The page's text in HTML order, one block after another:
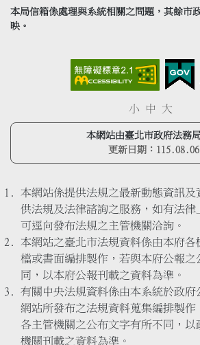
本局信箱係處理與系統相關之問題，其餘市
映。
小 中 大
本網站由臺北市政府法務
更新日期： 115.08.06
本網站係提供法規之最新動態資訊及
供法規及法律諮詢之服務，如有法律
可逕向發布法規之主管機關洽詢。
本網站之臺北市法規資料係由本府各
檔或書面編排製作，若與本府公報之
同，以本府公報刊載之資料為準。
有關中央法規資料係由本系統於政府
網站所發布之法規資料蒐集編排製作
各主管機關之公布文字有所不同，以
機關刊載之資料為準。